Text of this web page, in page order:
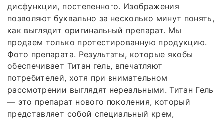
дисфункции, постепенного. Изображения
позволяют буквально за несколько минут понять,
как выглядит оригинальный препарат. Мы
продаем только протестированную продукцию.
Фото препарата. Результаты, которые якобы
обеспечивает Титан гель, впечатляют
потребителей, хотя при внимательном
рассмотрении выглядят нереальными. Титан Гель
— это препарат нового поколения, который
представляет собой специальный крем,